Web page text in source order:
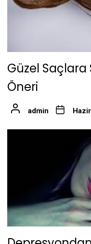
Güzel Saçlara
Öneri
admin